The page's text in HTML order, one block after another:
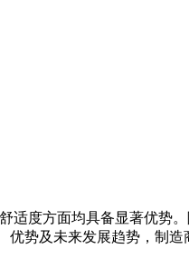
适度方面均具备显著优势
势及未来发展趋势，制造